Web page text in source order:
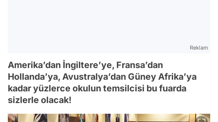
Reklam
Amerika’dan İngiltere’ye, Fransa’dan
Hollanda’ya, Avustralya’dan Güney Afrika’ya
kadar yüzlerce okulun temsilcisi bu fuarda
sizlerle olacak!